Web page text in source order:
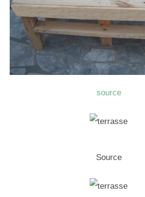
source
Source